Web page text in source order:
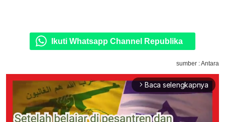
Ikuti Whatsapp Channel Republika
sumber : Antara
arrow_forward_ios Baca selengkapnya